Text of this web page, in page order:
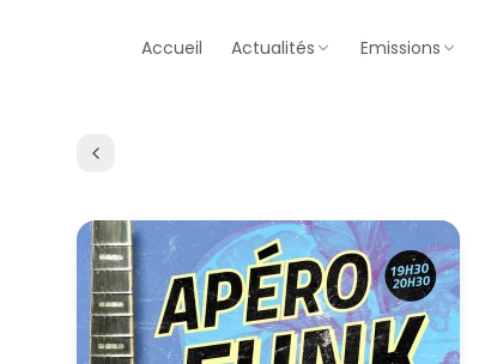
Accueil Actualités Emissions